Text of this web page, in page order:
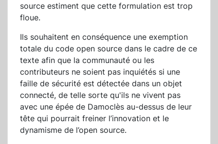
source estiment que cette formulation est trop
floue.
Ils souhaitent en conséquence une exemption
totale du code open source dans le cadre de ce
texte afin que la communauté ou les
contributeurs ne soient pas inquiétés si une
faille de sécurité est détectée dans un objet
connecté, de telle sorte qu'ils ne vivent pas
avec une épée de Damoclès au-dessus de leur
tête qui pourrait freiner l’innovation et le
dynamisme de l’open source.